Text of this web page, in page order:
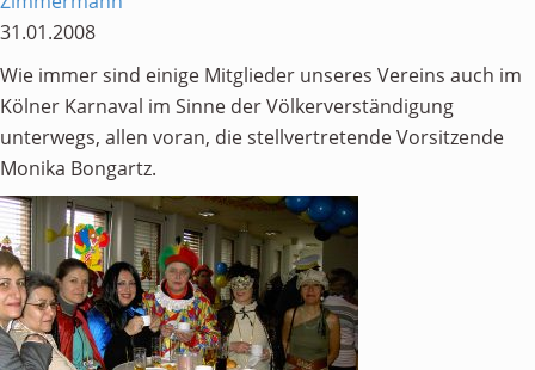
31.01.2008
Wie immer sind einige Mitglieder unseres Vereins auch im
Kölner Karnaval im Sinne der Völkerverständigung
unterwegs, allen voran, die stellvertretende Vorsitzende
Monika Bongartz.
Personen
Mitglied werden
Links & Downloads
Satzung
Unsere Spender/Sponsoren
KONTAKT